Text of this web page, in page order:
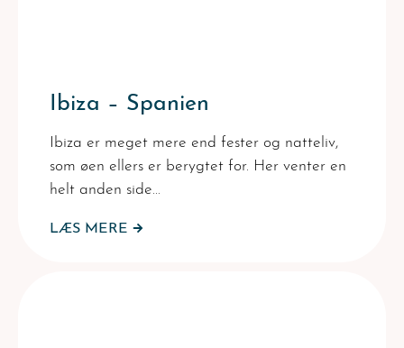
Ibiza – Spanien
Ibiza er meget mere end fester og natteliv,
som øen ellers er berygtet for. Her venter en
helt anden side…
LÆS MERE